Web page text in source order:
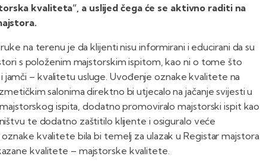
kvaliteta“, a uslijed čega će se aktivno raditi na
na terenu je da klijenti nisu informirani i educirani da su
s položenim majstorskim ispitom, kao ni o tome što
– kvalitetu usluge. Uvođenje oznake kvalitete na
salonima direktno bi utjecalo na jačanje svijesti u
ispita, dodatno promoviralo majstorski ispit kao
te dodatno zaštitilo klijente i osiguralo veće
kvalitete bila bi temelj za ulazak u Registar majstora
kvalitete – majstorske kvalitete.